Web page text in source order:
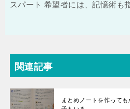
スパート 希望者には、記憶術も
関連記事
まとめノートを作って